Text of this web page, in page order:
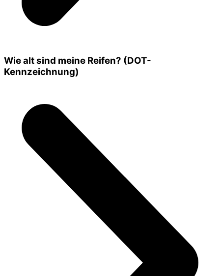
Wie alt sind meine Reifen? (DOT-
Kennzeichnung)